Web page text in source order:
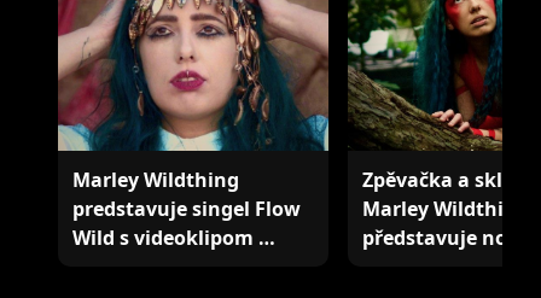
Marley Wildthing
predstavuje singel Flow
Wild s videoklipom …
Zpěvačka a
Marley Wildthing
představuje nový